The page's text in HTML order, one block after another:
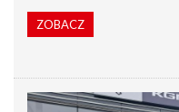
ZOBACZ